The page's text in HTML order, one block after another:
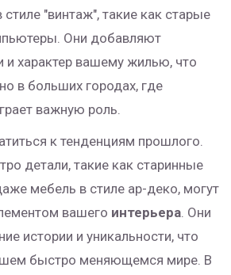
"винтаж", такие как старые
Они добавляют
и характер вашему жилью, что
в больших городах, где
важную роль.
к тенденциям прошлого.
детали, такие как старинные
мебель в стиле ар-деко, могут
вашего интерьера. Они
истории и уникальности, что
быстро меняющемся мире. В